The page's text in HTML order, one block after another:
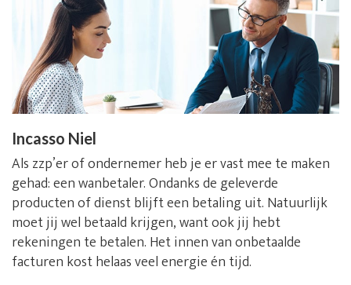
Incasso Niel
Als zzp’er of ondernemer heb je er vast mee te maken
gehad: een wanbetaler. Ondanks de geleverde
producten of dienst blijft een betaling uit. Natuurlijk
moet jij wel betaald krijgen, want ook jij hebt
rekeningen te betalen. Het innen van onbetaalde
facturen kost helaas veel energie én tijd.